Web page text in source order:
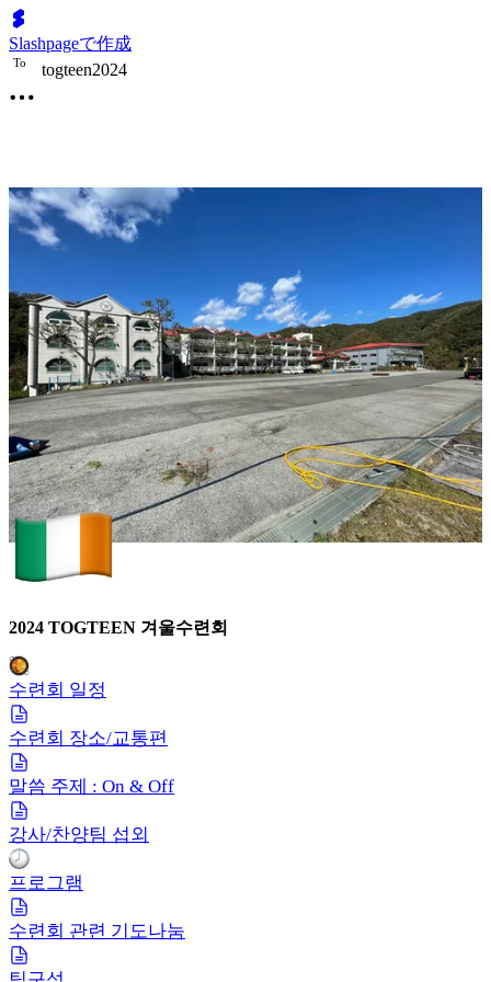
Slashpageで作成
To togteen2024
2024 TOGTEEN 겨울수련회
수련회 일정
수련회 장소/교통편
말씀 주제 : On & Off
강사/찬양팀 섭외
프로그램
수련회 관련 기도나눔